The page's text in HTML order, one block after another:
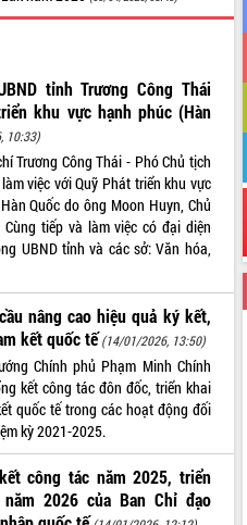
tỉnh Trương Công Thái
khu vực hạnh phúc (Hàn
10:33)
Trương Công Thái - Phó Chủ tịch
việc với Quỹ Phát triển khu vực
Quốc do ông Moon Huyn, Chủ
tiếp và làm việc có đại diện
UBND tỉnh và các sở: Văn hóa,
nâng cao hiệu quả ký kết,
kết quốc tế (14/01/2026, 13:50)
Chính phủ Phạm Minh Chính
kết công tác đôn đốc, triển khai
quốc tế trong các hoạt động đối
kỳ 2021-2025.
công tác năm 2025, triển
2026 của Ban Chỉ đạo